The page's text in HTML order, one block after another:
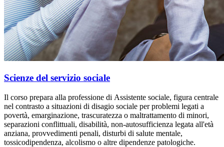
Scienze del servizio sociale
Il corso prepara alla professione di Assistente sociale, figura centrale
nel contrasto a situazioni di disagio sociale per problemi legati a
povertà, emarginazione, trascuratezza o maltrattamento di minori,
separazioni conflittuali, disabilità, non-autosufficienza legata all'età
anziana, provvedimenti penali, disturbi di salute mentale,
tossicodipendenza, alcolismo o altre dipendenze patologiche.